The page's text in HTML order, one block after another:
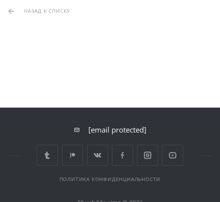
НАЗАД К СПИСКУ
[email protected]
ПОЛИТИКА КОНФИДЕНЦИАЛЬНОСТИ